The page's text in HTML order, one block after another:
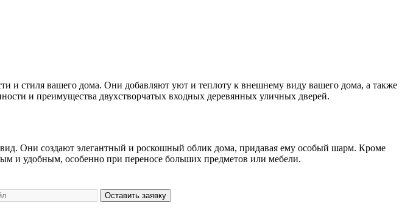
и стиля вашего дома. Они добавляют уют и теплоту к внешнему виду вашего дома, а также
и преимущества двухстворчатых входных деревянных уличных дверей.
Они создают элегантный и роскошный облик дома, придавая ему особый шарм. Кроме
и удобным, особенно при переносе больших предметов или мебели.
Оставить заявку